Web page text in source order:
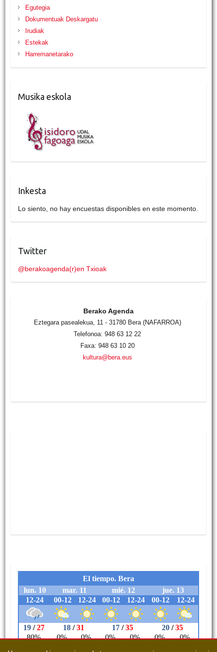
Egutegia
Dokumentuak Deskargatu
Irudiak
Estekak
Harremanetarako
Musika eskola
Inkesta
Lo siento, no hay encuestas disponibles en este momento.
Twitter
@berakoagenda(r)en Txioak
Berako Agenda
Eztegara pasealekua, 11 - 31780 Bera (NAFARROA)
Telefonoa: 948 63 12 22
Faxa: 948 63 10 20
kultura@bera.eus